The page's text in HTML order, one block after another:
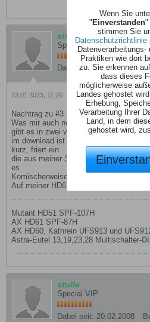
stulle
Special VIP
Dabei seit: 20.02.2008
23.01.2023, 11:20
Nachtrag zu #3
Was mir auch noch aufgefallen ist,
gibt es in zwei verschiedenen Versionen
im download ist diese 55k groß, damit
kurz, friert ein
die aus meiner Sicherung eingespielte
es
Komischerweise nur auf meiner HD51
Auf meiner HD61 gehts mit der 55k
Mutant HD51 SPF-107H
AX HD61 SPF-87H
AX HD60, Kathrein UFS913 und
Astra-Eutel 13,19,23,28 Multischalter-
stulle
Special VIP
Dabei seit: 20.02.2008
Wenn Sie
"Einverstanden"
stimmen Sie
Datenschutzrichtlinie
Datenverarbeitungs-
Praktiken wie dort
zu. Sie erkennen
dass dieses
möglicherweise
Landes gehostet
Erhebung,
Verarbeitung Ihrer
Land, in dem
gehostet wird,